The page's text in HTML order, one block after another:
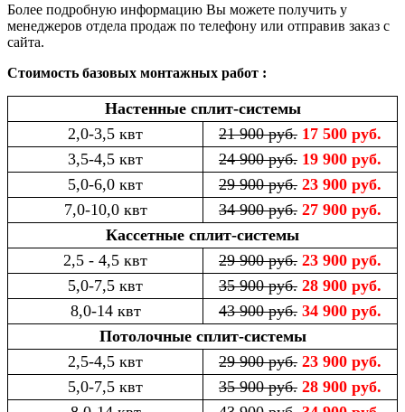
Более подробную информацию Вы можете получить у
менеджеров отдела продаж по телефону или отправив заказ с
сайта.
Стоимость базовых монтажных работ :
Настенные сплит-системы
2,0-3,5 квт
21 900 руб. 17 500 руб.
3,5-4,5 квт
24 900 руб. 19 900 руб.
5,0-6,0 квт
29 900 руб. 23 900 руб.
7,0-10,0 квт
34 900 руб. 27 900 руб.
Кассетные сплит-системы
2,5 - 4,5 квт
29 900 руб. 23 900 руб.
5,0-7,5 квт
35 900 руб. 28 900 руб.
8,0-14 квт
43 900 руб. 34 900 руб.
Потолочные сплит-системы
2,5-4,5 квт
29 900 руб. 23 900 руб.
5,0-7,5 квт
35 900 руб. 28 900 руб.